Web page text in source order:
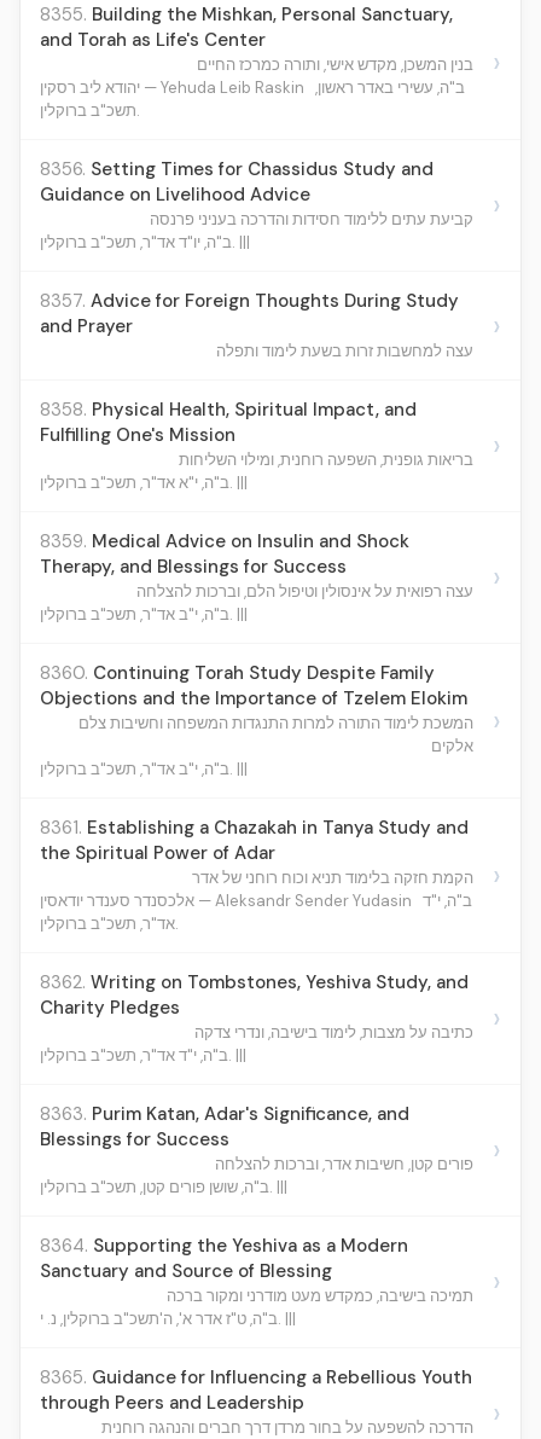
8355. Building the Mishkan, Personal Sanctuary,
and Torah as Life's Center
בנין המשכן, מקדש אישי, ותורה כמרכז החיים
יהודא ליב רסקין — Yehuda Leib Raskin ב"ה, עשירי באדר ראשון,
תשכ"ב ברוקלין.
›
8356. Setting Times for Chassidus Study and
Guidance on Livelihood Advice
קביעת עתים ללימוד חסידות והדרכה בעניני פרנסה
ב"ה, יו"ד אד"ר, תשכ"ב ברוקלין. |||
›
8357. Advice for Foreign Thoughts During Study
and Prayer
עצה למחשבות זרות בשעת לימוד ותפלה
›
8358. Physical Health, Spiritual Impact, and
Fulfilling One's Mission
בריאות גופנית, השפעה רוחנית, ומילוי השליחות
ב"ה, י"א אד"ר, תשכ"ב ברוקלין. |||
›
8359. Medical Advice on Insulin and Shock
Therapy, and Blessings for Success
עצה רפואית על אינסולין וטיפול הלם, וברכות להצלחה
ב"ה, י"ב אד"ר, תשכ"ב ברוקלין. |||
›
8360. Continuing Torah Study Despite Family
Objections and the Importance of Tzelem Elokim
המשכת לימוד התורה למרות התנגדות המשפחה וחשיבות צלם
אלקים
ב"ה, י"ב אד"ר, תשכ"ב ברוקלין. |||
›
8361. Establishing a Chazakah in Tanya Study and
the Spiritual Power of Adar
הקמת חזקה בלימוד תניא וכוח רוחני של אדר
אלכסנדר סענדר יודאסין — Aleksandr Sender Yudasin ב"ה, י"ד
אד"ר, תשכ"ב ברוקלין.
›
8362. Writing on Tombstones, Yeshiva Study, and
Charity Pledges
כתיבה על מצבות, לימוד בישיבה, ונדרי צדקה
ב"ה, י"ד אד"ר, תשכ"ב ברוקלין. |||
›
8363. Purim Katan, Adar's Significance, and
Blessings for Success
פורים קטן, חשיבות אדר, וברכות להצלחה
ב"ה, שושן פורים קטן, תשכ"ב ברוקלין. |||
›
8364. Supporting the Yeshiva as a Modern
Sanctuary and Source of Blessing
תמיכה בישיבה, כמקדש מעט מודרני ומקור ברכה
ב"ה, ט"ז אדר א', ה'תשכ"ב ברוקלין, נ. י. |||
›
8365. Guidance for Influencing a Rebellious Youth
through Peers and Leadership
הדרכה להשפעה על בחור מרדן דרך חברים והנהגה רוחנית
›